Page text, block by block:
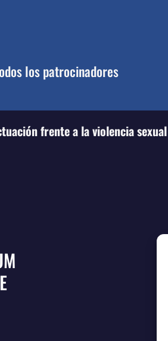
los patrocinadores
frente a la violencia sexual